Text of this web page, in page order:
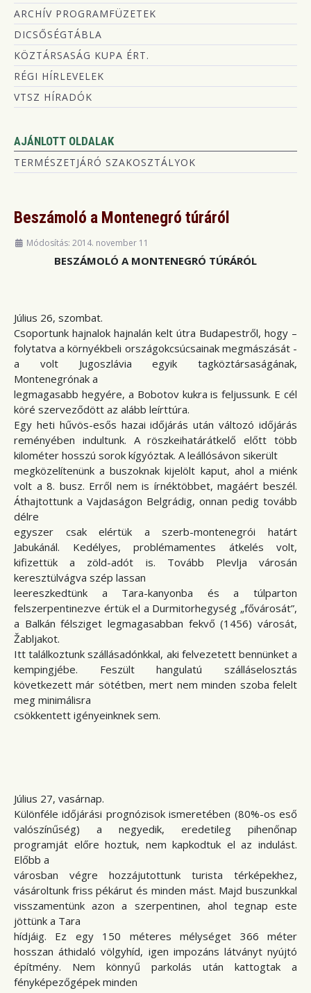
ARCHÍV PROGRAMFÜZETEK
DICSŐSÉGTÁBLA
KÖZTÁRSASÁG KUPA ÉRT.
RÉGI HÍRLEVELEK
VTSZ HÍRADÓK
AJÁNLOTT OLDALAK
TERMÉSZETJÁRÓ SZAKOSZTÁLYOK
Beszámoló a Montenegró túráról
Módosítás: 2014. november 11
BESZÁMOLÓ A MONTENEGRÓ TÚRÁRÓL
Július 26, szombat.
Csoportunk hajnalok hajnalán kelt útra Budapestről, hogy –
folytatva a környékbeli országokcsúcsainak megmászását -
a volt Jugoszlávia egyik tagköztársaságának,
Montenegrónak a
legmagasabb hegyére, a Bobotov kukra is feljussunk. E cél
köré szerveződött az alább leírttúra.
Egy heti hűvös-esős hazai időjárás után változó időjárás
reményében indultunk. A röszkeihatárátkelő előtt több
kilométer hosszú sorok kígyóztak. A leállósávon sikerült
megközelítenünk a buszoknak kijelölt kaput, ahol a miénk
volt a 8. busz. Erről nem is írnéktöbbet, magáért beszél.
Áthajtottunk a Vajdaságon Belgrádig, onnan pedig tovább
délre
egyszer csak elértük a szerb-montenegrói határt
Jabukánál. Kedélyes, problémamentes átkelés volt,
kifizettük a zöld-adót is. Tovább Plevlja városán
keresztülvágva szép lassan
leereszkedtünk a Tara-kanyonba és a túlparton
felszerpentinezve értük el a Durmitorhegység „fővárosát”,
a Balkán félsziget legmagasabban fekvő (1456) városát,
Žabljakot.
Itt találkoztunk szállásadónkkal, aki felvezetett bennünket a
kempingjébe. Feszült hangulatú szálláselosztás
következett már sötétben, mert nem minden szoba felelt
meg minimálisra
csökkentett igényeinknek sem.
Július 27, vasárnap.
Különféle időjárási prognózisok ismeretében (80%-os eső
valószínűség) a negyedik, eredetileg pihenőnap
programját előre hoztuk, nem kapkodtuk el az indulást.
Előbb a
városban végre hozzájutottunk turista térképekhez,
vásároltunk friss pékárut és minden mást. Majd buszunkkal
visszamentünk azon a szerpentinen, ahol tegnap este
jöttünk a Tara
hídjáig. Ez egy 150 méteres mélységet 366 méter
hosszan áthidaló völgyhíd, igen impozáns látványt nyújtó
építmény. Nem könnyű parkolás után kattogtak a
fényképezőgépek minden